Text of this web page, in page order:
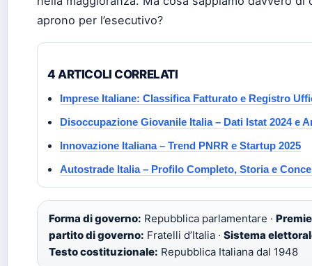
aprono per l’esecutivo?
4 ARTICOLI CORRELATI
Imprese Italiane: Classifica Fatturato e Registro
Disoccupazione Giovanile Italia – Dati Istat 2024 e
Innovazione Italiana – Trend PNRR e Startup 2025
Autostrade Italia – Profilo Completo, Storia e
Forma di governo: Repubblica parlamentare ·
partito di governo: Fratelli d’Italia · Sistema
Testo costituzionale: Repubblica Italiana dal 1948